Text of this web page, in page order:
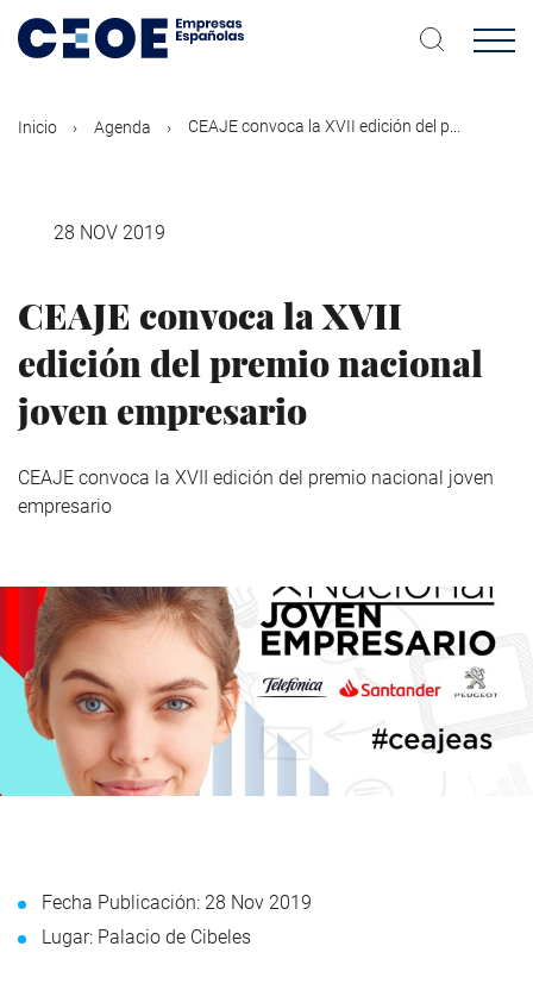
contenido
Inicio Agenda CEAJE convoca la XVII edición del p...
28 NOV 2019
CEAJE convoca la XVII
edición del premio nacional
joven empresario
CEAJE convoca la XVII edición del premio nacional joven
empresario
Fecha Publicación: 28 Nov 2019
Lugar: Palacio de Cibeles